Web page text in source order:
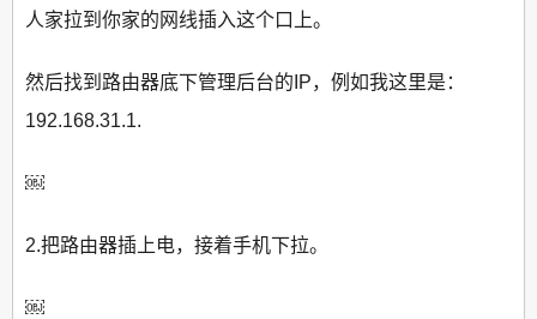
人家拉到你家的网线插入这个口上。
然后找到路由器底下管理后台的IP，例如我这里是：
192.168.31.1.
￼
2.把路由器插上电，接着手机下拉。
￼